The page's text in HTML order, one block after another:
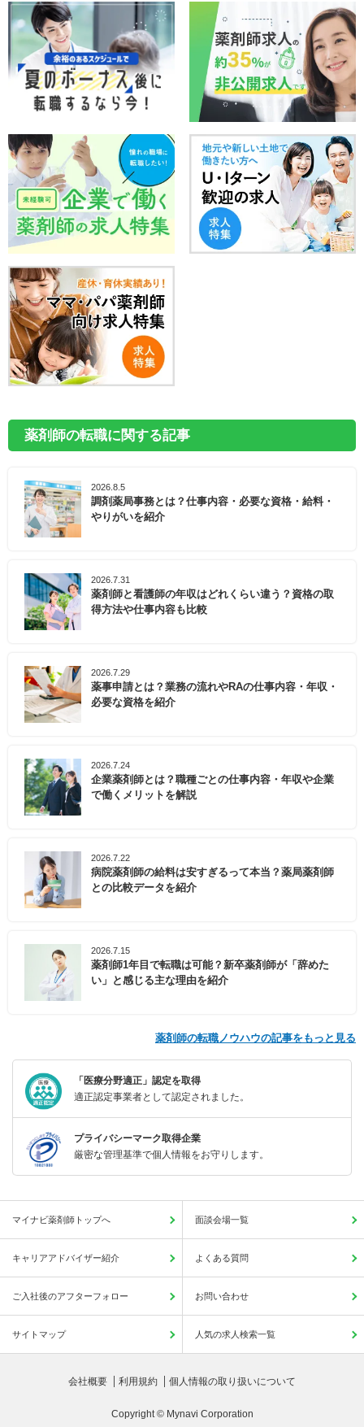
薬剤師の転職に関する記事
2026.8.5
調剤薬局事務とは？仕事内容・必要な資格・給料・
やりがいを紹介
2026.7.31
薬剤師と看護師の年収はどれくらい違う？資格の取
得方法や仕事内容も比較
2026.7.29
薬事申請とは？業務の流れやRAの仕事内容・年収・
必要な資格を紹介
2026.7.24
企業薬剤師とは？職種ごとの仕事内容・年収や企業
で働くメリットを解説
2026.7.22
病院薬剤師の給料は安すぎるって本当？薬局薬剤師
との比較データを紹介
2026.7.15
薬剤師1年目で転職は可能？新卒薬剤師が「辞めた
い」と感じる主な理由を紹介
薬剤師の転職ノウハウの記事をもっと見る
「医療分野適正」認定を取得
適正認定事業者として認定されました。
プライバシーマーク取得企業
厳密な管理基準で個人情報をお守りします。
マイナビ薬剤師トップへ 面談会場一覧
キャリアアドバイザー紹介 よくある質問
ご入社後のアフターフォロー お問い合わせ
サイトマップ 人気の求人検索一覧
会社概要 利用規約 個人情報の取り扱いについて
Copyright © Mynavi Corporation